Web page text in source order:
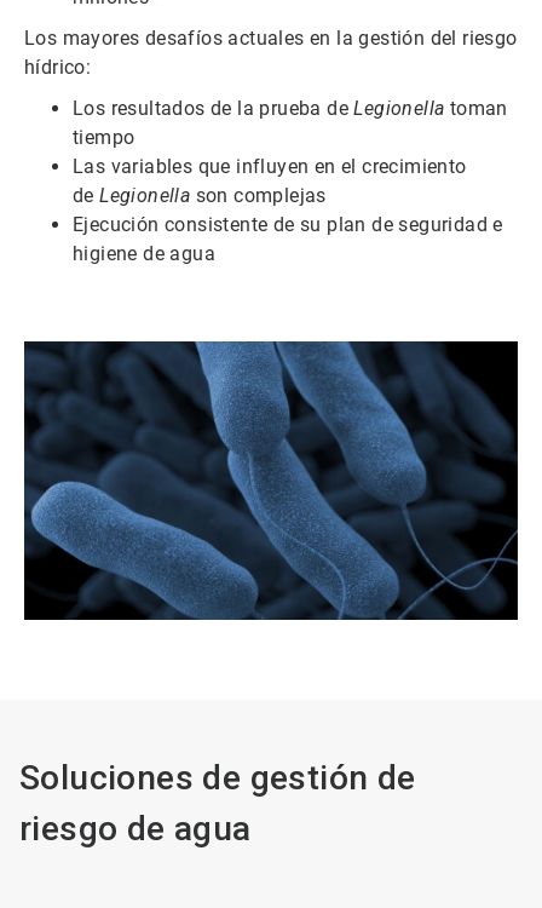
Los mayores desafíos actuales en la gestión del riesgo
hídrico:
Los resultados de la prueba deLegionella toman
tiempo
Las variables que influyen en el crecimiento
deLegionella son complejas
Ejecución consistente de su plan de seguridad e
higiene de agua
Soluciones de gestión de
riesgo de agua